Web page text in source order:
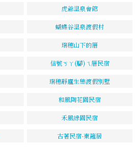
虎爺溫泉會館
蝴蝶谷溫泉渡假村
瑞穗山下的厝
信號ㄎㄚ(腳)ㄟ厝民宿
瑞穗靜廬生態渡假別墅
和風陶花園民宿
禾風綠園民宿
古著民宿-東籬居